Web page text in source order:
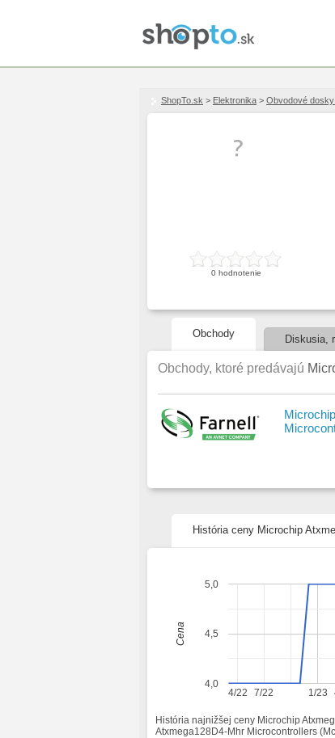
ShopTo.sk > Elektronika > Obvodové
0hodnotenie
Obchody Diskusia,
Obchody, ktoré predávajú
História ceny Microchip
1/23
4/22 7/22
4,0
4,5
5,0
Cena
História najnižšej ceny Microchip
Atxmega128D4-Mhr Microcontrollers